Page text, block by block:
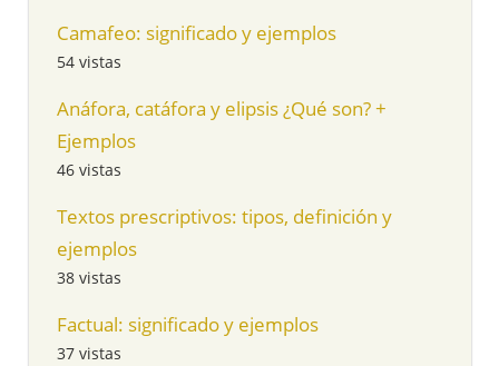
Camafeo: significado y ejemplos
54 vistas
Anáfora, catáfora y elipsis ¿Qué son? +
Ejemplos
46 vistas
Textos prescriptivos: tipos, definición y
ejemplos
38 vistas
Factual: significado y ejemplos
37 vistas